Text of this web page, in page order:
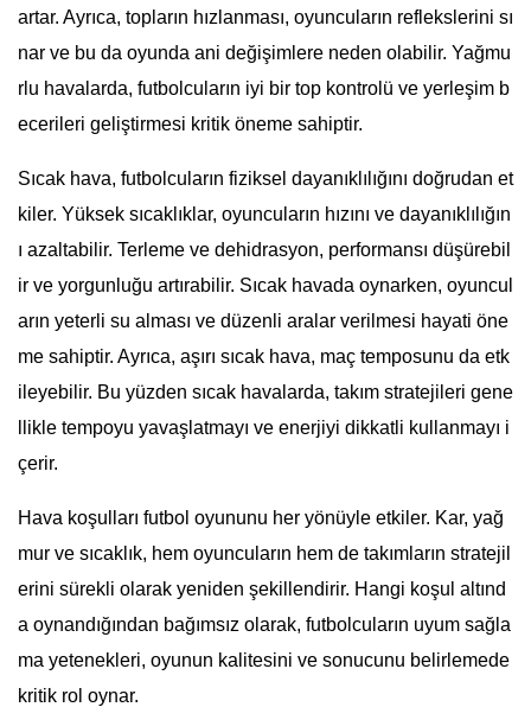
artar. Ayrıca, topların hızlanması, oyuncuların reflekslerini sı
nar ve bu da oyunda ani değişimlere neden olabilir. Yağmu
rlu havalarda, futbolcuların iyi bir top kontrolü ve yerleşim b
ecerileri geliştirmesi kritik öneme sahiptir.
Sıcak hava, futbolcuların fiziksel dayanıklılığını doğrudan et
kiler. Yüksek sıcaklıklar, oyuncuların hızını ve dayanıklılığın
ı azaltabilir. Terleme ve dehidrasyon, performansı düşürebil
ir ve yorgunluğu artırabilir. Sıcak havada oynarken, oyuncul
arın yeterli su alması ve düzenli aralar verilmesi hayati öne
me sahiptir. Ayrıca, aşırı sıcak hava, maç temposunu da etk
ileyebilir. Bu yüzden sıcak havalarda, takım stratejileri gene
llikle tempoyu yavaşlatmayı ve enerjiyi dikkatli kullanmayı i
çerir.
Hava koşulları futbol oyununu her yönüyle etkiler. Kar, yağ
mur ve sıcaklık, hem oyuncuların hem de takımların stratejil
erini sürekli olarak yeniden şekillendirir. Hangi koşul altınd
a oynandığından bağımsız olarak, futbolcuların uyum sağla
ma yetenekleri, oyunun kalitesini ve sonucunu belirlemede
kritik rol oynar.